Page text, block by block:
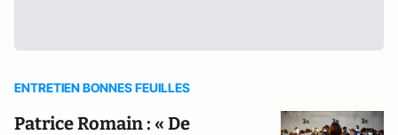
ENTRETIEN BONNES FEUILLES
Patrice Romain : « De